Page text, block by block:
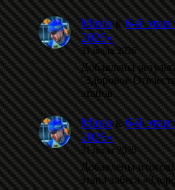
Minfoк6-й этап
2026»
31 июля 2026
Добавлены
"Здоровое
этапов.
Minfoк6-й этап
2026»
31 июля 2026
Добавлены
этапа забега